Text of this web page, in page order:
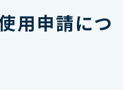
用申請につ